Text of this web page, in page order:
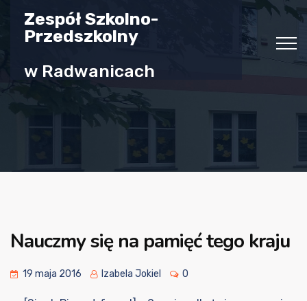
Zespół Szkolno-
Przedszkolny
w Radwanicach
Nauczmy się na pamięć tego kraju
19 maja 2016 Izabela Jokiel 0